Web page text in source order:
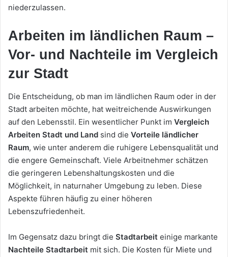
niederzulassen.
Arbeiten im ländlichen Raum –
Vor- und Nachteile im Vergleich
zur Stadt
Die Entscheidung, ob man im ländlichen Raum oder in der
Stadt arbeiten möchte, hat weitreichende Auswirkungen
auf den Lebensstil. Ein wesentlicher Punkt im Vergleich
Arbeiten Stadt und Land sind die Vorteile ländlicher
Raum, wie unter anderem die ruhigere Lebensqualität und
die engere Gemeinschaft. Viele Arbeitnehmer schätzen
die geringeren Lebenshaltungskosten und die
Möglichkeit, in naturnaher Umgebung zu leben. Diese
Aspekte führen häufig zu einer höheren
Lebenszufriedenheit.
Im Gegensatz dazu bringt die Stadtarbeit einige markante
Nachteile Stadtarbeit mit sich. Die Kosten für Miete und